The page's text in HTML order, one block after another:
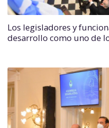
Los legisladores y
desarrollo como uno de